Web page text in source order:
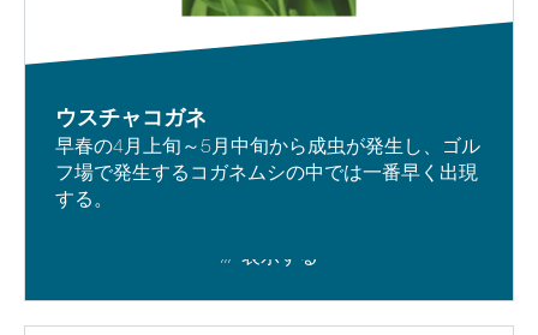
ウスチャコガネ
早春の4月上旬～5月中旬から成虫が発生し、ゴル
フ場で発生するコガネムシの中では一番早く出現
する。
表示する